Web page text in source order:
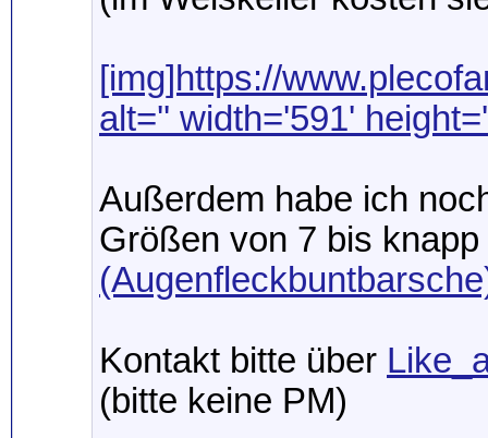
[img]https://
alt='' width='591'
Außerdem habe ich
Größen von 7 bis
Kontakt bitte über
(bitte keine PM)